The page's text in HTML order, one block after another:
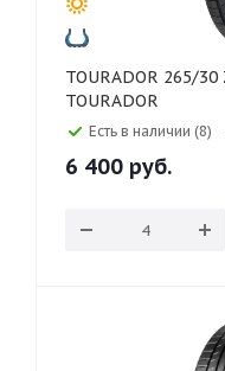
TOURADOR 265/30 ZR19 93W XL X SPEED TU1,
TOURADOR
Есть в наличии (8)
6 400 руб.